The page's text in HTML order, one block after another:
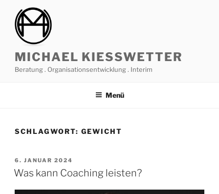
Inhalt
springen
MICHAEL KIESSWETTER
Beratung . Organisationsentwicklung . Interim
Menü
SCHLAGWORT: GEWICHT
VERÖFFENTLICHT
AM
6. JANUAR 2024
Was kann Coaching leisten?